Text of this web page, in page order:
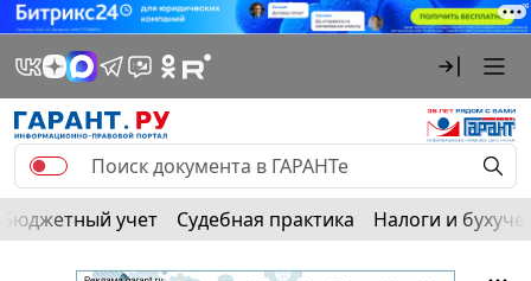
Бюджетный учет Судебная практика Налоги и